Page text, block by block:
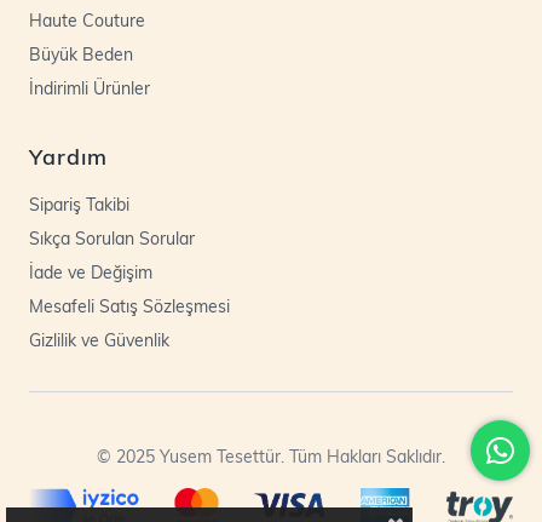
Haute Couture
Büyük Beden
İndirimli Ürünler
Yardım
Sipariş Takibi
Sıkça Sorulan Sorular
İade ve Değişim
Mesafeli Satış Sözleşmesi
Gizlilik ve Güvenlik
© 2025 Yusem Tesettür. Tüm Hakları Saklıdır.